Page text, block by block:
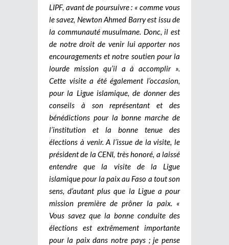
LIPF, avant de poursuivre : « comme vous
le savez, Newton Ahmed Barry est issu de
la communauté musulmane. Donc, il est
de notre droit de venir lui apporter nos
encouragements et notre soutien pour la
lourde mission qu’il a à accomplir ».
Cette visite a été également l’occasion,
pour la Ligue islamique, de donner des
conseils à son représentant et des
bénédictions pour la bonne marche de
l’institution et la bonne tenue des
élections à venir. A l’issue de la visite, le
président de la CENI, très honoré, a laissé
entendre que la visite de la Ligue
islamique pour la paix au Faso a tout son
sens, d’autant plus que la Ligue a pour
mission première de prôner la paix. «
Vous savez que la bonne conduite des
élections est extrêmement importante
pour la paix dans notre pays ; je pense